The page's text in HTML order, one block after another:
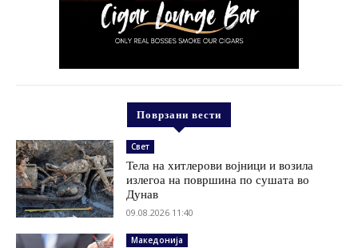
Поврзани вести
Свет
Тела на хитлерови војници и возила
излегоа на површина по сушата во
Дунав
09.08.2026 11:40
Македонија